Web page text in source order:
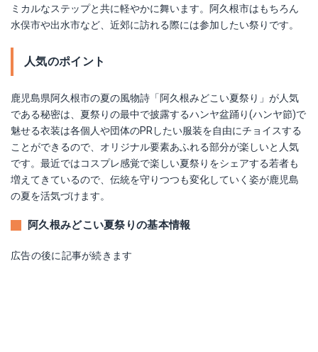
ミカルなステップと共に軽やかに舞います。阿久根市はもちろん
水俣市や出水市など、近郊に訪れる際には参加したい祭りです。
人気のポイント
鹿児島県阿久根市の夏の風物詩「阿久根みどこい夏祭り」が人気
である秘密は、夏祭りの最中で披露するハンヤ盆踊り(ハンヤ節)で
魅せる衣装は各個人や団体のPRしたい服装を自由にチョイスする
ことができるので、オリジナル要素あふれる部分が楽しいと人気
です。最近ではコスプレ感覚で楽しい夏祭りをシェアする若者も
増えてきているので、伝統を守りつつも変化していく姿が鹿児島
の夏を活気づけます。
阿久根みどこい夏祭りの基本情報
広告の後に記事が続きます